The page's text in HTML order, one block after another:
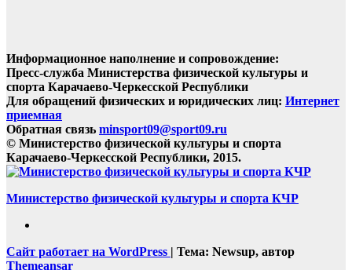
Информационное наполнение и сопровождение:
Пресс-служба Министерства физической культуры и
спорта Карачаево-Черкесской Республики
Для обращений физических и юридических лиц: Интернет
приемная
Обратная связь minsport09@sport09.ru
© Министерство физической культуры и спорта
Карачаево-Черкесской Республики, 2015.
Министерство физической культуры и спорта КЧР
Сайт работает на WordPress | Тема: Newsup, автор
Themeansar